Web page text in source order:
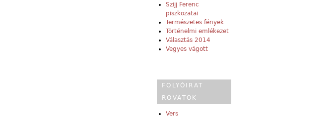
Szijj Ferenc
piszkozatai
Természetes fények
Történelmi emlékezet
Választás 2014
Vegyes vágott
FOLYÓIRAT
ROVATOK
Vers